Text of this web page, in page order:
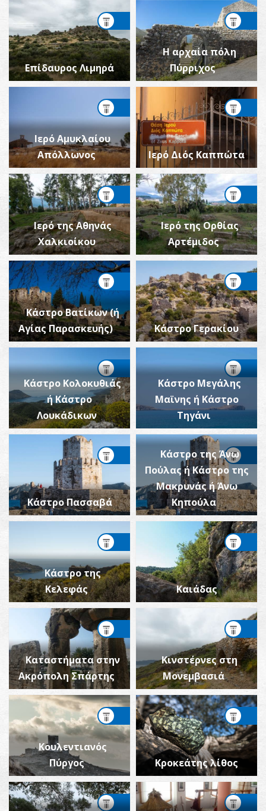
Επίδαυρος Λιμηρά
Η αρχαία πόλη
Πύρριχος
Ιερό Αμυκλαίου
Απόλλωνος
Ιερό Διός Καππώτα
Ιερό της Αθηνάς
Χαλκιοίκου
Ιερό της Ορθίας
Αρτέμιδος
Κάστρο Βατίκων (ή
Αγίας Παρασκευής)
Κάστρο Γερακίου
Κάστρο Κολοκυθιάς
ή Κάστρο
Λουκάδικων
Κάστρο Μεγάλης
Μαϊνης ή Κάστρο
Τηγάνι
Κάστρο Πασσαβά
Κάστρο της Άνω
Πούλας ή Κάστρο της
Μακρυνάς ή Άνω
Κηπούλα
Κάστρο της
Κελεφάς
Καιάδας
Καταστήματα στην
Ακρόπολη Σπάρτης
Κινστέρνες στη
Μονεμβασιά
Κουλεντιανός
Πύργος
Κροκεάτης λίθος